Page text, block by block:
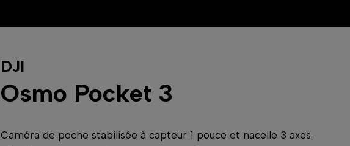
DJI
Osmo Pocket 3
Caméra de poche stabilisée à capteur 1 pouce et nacelle 3 axes.